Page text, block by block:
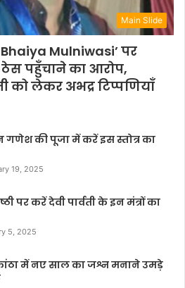
Main Slide
Mulniwasi’ पर
ठेस पहुँचाने का आरोप,
लेकर अभद्र टिप्पणियाँ
गणेश की पूजा में करें इस स्तोत्र का
19, 2025
पर करें देवी पार्वती के इन मंत्रों का
5, 2025
में नए साल का जश्न मनाने उमड़े